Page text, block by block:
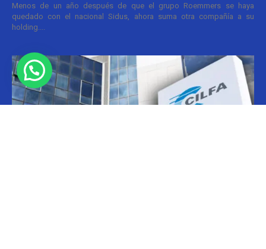
Menos de un año después de que el grupo Roemmers se haya
quedado con el nacional Sidus, ahora suma otra compañía a su
holding....